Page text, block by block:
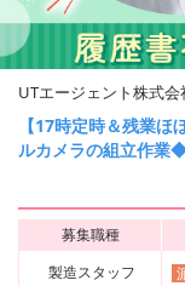
UTエージェント株式会
【17時定時＆残業
ルカメラの組立作
募集職種
製造スタッフ